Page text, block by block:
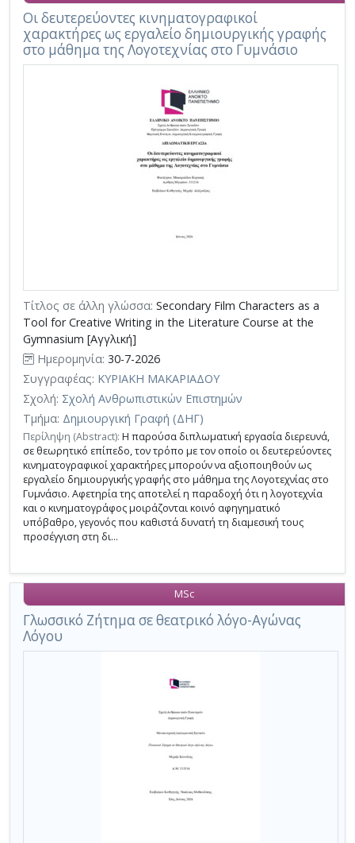
Οι δευτερεύοντες κινηματογραφικοί
χαρακτήρες ως εργαλείο δημιουργικής γραφής
στο μάθημα της Λογοτεχνίας στο Γυμνάσιο
Τίτλος σε άλλη γλώσσα: Secondary Film Characters as a
Tool for Creative Writing in the Literature Course at the
Gymnasium [Αγγλική]
Ημερομηνία: 30-7-2026
Συγγραφέας: ΚΥΡΙΑΚΗ ΜΑΚΑΡΙΑΔΟΥ
Σχολή: Σχολή Ανθρωπιστικών Επιστημών
Τμήμα: Δημιουργική Γραφή (ΔΗΓ)
Περίληψη (Abstract): Η παρούσα διπλωματική εργασία διερευνά,
σε θεωρητικό επίπεδο, τον τρόπο με τον οποίο οι δευτερεύοντες
κινηματογραφικοί χαρακτήρες μπορούν να αξιοποιηθούν ως
εργαλείο δημιουργικής γραφής στο μάθημα της Λογοτεχνίας στο
Γυμνάσιο. Αφετηρία της αποτελεί η παραδοχή ότι η λογοτεχνία
και ο κινηματογράφος μοιράζονται κοινό αφηγηματικό
υπόβαθρο, γεγονός που καθιστά δυνατή τη διαμεσική τους
προσέγγιση στη δι...
Γλωσσικό Ζήτημα σε θεατρικό λόγο-Αγώνας
Λόγου
MSc